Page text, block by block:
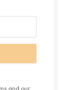
and our